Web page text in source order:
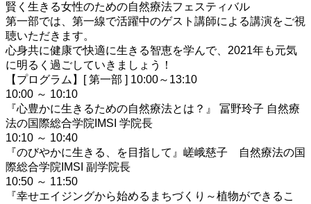
賢く生きる女性のための自然療法フェスティバル
第一部では、第一線で活躍中のゲスト講師による講演をご視
聴いただきます。
心身共に健康で快適に生きる智恵を学んで、2021年も元気
に明るく過ごしていきましょう！
【プログラム】[ 第一部 ] 10:00～13:10
10:00 ～ 10:10
『心豊かに生きるための自然療法とは？』 冨野玲子 自然療
法の国際総合学院IMSI 学院長
10:10 ～ 10:40
『のびやかに生きる、を目指して』嵯峨慈子 自然療法の国
際総合学院IMSI 副学院長
10:50 ～ 11:50
『幸せエイジングから始めるまちづくり～植物ができるこ